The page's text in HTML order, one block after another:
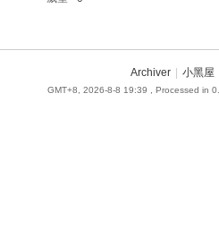
Archiver 小黑屋
GMT+8, 2026-8-8 19:39 , Processed in